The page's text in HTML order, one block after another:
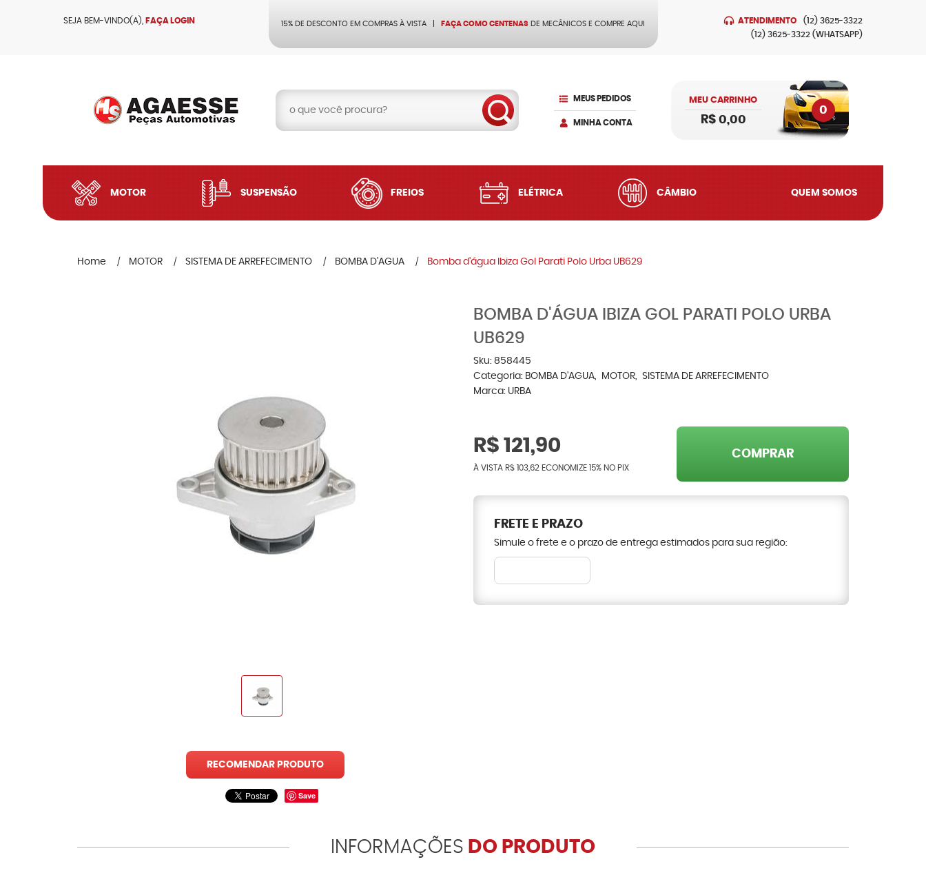
SEJA BEM-VINDO(A), FAÇA LOGIN 15% DE DESCONTO EM COMPRAS À VISTA FAÇA COMO CENTENAS DE MECÂNICOS E COMPRE AQUI ATENDIMENTO (12) 3625-3322
(12) 3625-3322 (WHATSAPP)
MEUS PEDIDOS
MINHA CONTA
MEU CARRINHO
0
R$ 0,00
MOTOR SUSPENSÃO FREIOS ELÉTRICA CÂMBIO QUEM SOMOS
Home MOTOR SISTEMA DE ARREFECIMENTO BOMBA D'AGUA Bomba d'água Ibiza Gol Parati Polo Urba UB629
RECOMENDAR PRODUTO
Save
BOMBA D'ÁGUA IBIZA GOL PARATI POLO URBA
UB629
Sku: 858445
Categoria: BOMBA D'AGUA MOTOR
SISTEMA DE ARREFECIMENTO
Marca: URBA
R$ 121,90
À VISTA R$ 103,62 ECONOMIZE 15% NO PIX
COMPRAR
FRETE E PRAZO
Simule o frete e o prazo de entrega estimados para sua região:
INFORMAÇÕES DO PRODUTO